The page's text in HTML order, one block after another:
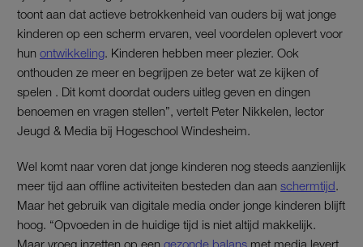
toont aan dat actieve betrokkenheid van ouders bij wat jonge
kinderen op een scherm ervaren, veel voordelen oplevert voor
hun ontwikkeling . Kinderen hebben meer plezier. Ook
onthouden ze meer en begrijpen ze beter wat ze kijken of
spelen . Dit komt doordat ouders uitleg geven en dingen
benoemen en vragen stellen”, vertelt Peter Nikkelen, lector
Jeugd & Media bij Hogeschool Windesheim.
Wel komt naar voren dat jonge kinderen nog steeds aanzienlijk
meer tijd aan offline activiteiten besteden dan aan schermtijd
Maar het gebruik van digitale media onder jonge kinderen blijft
hoog. “Opvoeden in de huidige tijd is niet altijd makkelijk.
Maar vroeg inzetten op een gezonde balans met media levert